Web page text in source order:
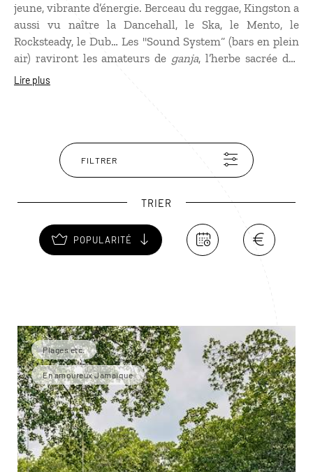
jeune, vibrante d’énergie. Berceau du reggae, Kingston a
aussi vu naître la Dancehall, le Ska, le Mento, le
Rocksteady, le Dub… Les "Sound System“ (bars en plein
air) raviront les amateurs de ganja, l’herbe sacrée des
rastas, et de bonne musique ! Icône nationale, Bob
célèbres studios d’enregistrement Tuff Gong, repris par
Ziggy Marley, sont incontournables. Tandis que la
National Gallery of Jamaica, proche du port, mérite le
Uptown, une chose à voir : la superbe Devon House,
joyau architectural, et son parc.
Lire plus
FILTRER
TRIER
POPULARITÉ
Plages etc.
En amoureux Jamaïque